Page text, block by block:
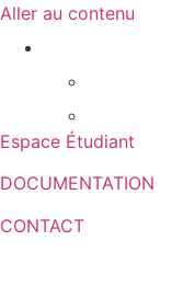
Aller au contenu
Espace Étudiant
DOCUMENTATION
CONTACT